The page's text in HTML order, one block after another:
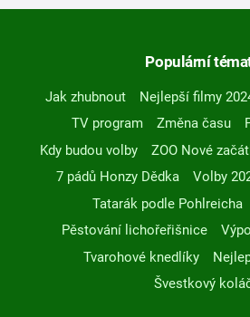
Populární
Jak zhubnout Nejlepší filmy
TV program
Změna času
Kdy budou volby
ZOO Nové
7 pádů Honzy Dědka
Volby
Tatarák podle Pohlreicha
Pěstování lichořeřišnice
Tvarohové knedlíky
Švestkový